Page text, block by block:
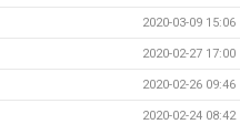
2020-03-09 15:06
2020-02-27 17:00
2020-02-26 09:46
2020-02-24 08:42